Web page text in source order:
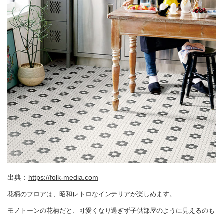
出典： https://folk-media.com
花柄のフロアは、昭和レトロなインテリアが楽しめます。
モノトーンの花柄だと、可愛くなり過ぎず子供部屋のように見えるのも